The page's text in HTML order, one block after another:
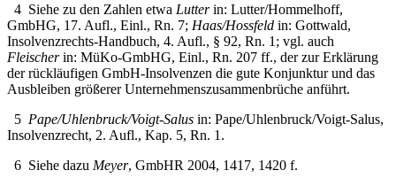
4 Siehe zu den Zahlen etwa Lutterin: Lutter/Hommelhoff,
GmbHG, 17. Aufl., Einl., Rn. 7; Haas/Hossfeld in: Gottwald,
Insolvenzrechts-Handbuch, 4. Aufl., § 92, Rn. 1; vgl. auch
Fleischerin: MüKo-GmbHG, Einl., Rn. 207 ff., der zur Erklärung
der rückläufigen GmbH-Insolvenzen die gute Konjunktur und das
Ausbleiben größerer Unternehmenszusammenbrüche anführt.
5 Pape/Uhlenbruck/Voigt-Salus in: Pape/Uhlenbruck/Voigt-Salus,
Insolvenzrecht, 2. Aufl., Kap. 5, Rn. 1.
6 Siehe dazu Meyer, GmbHR 2004, 1417, 1420 f.